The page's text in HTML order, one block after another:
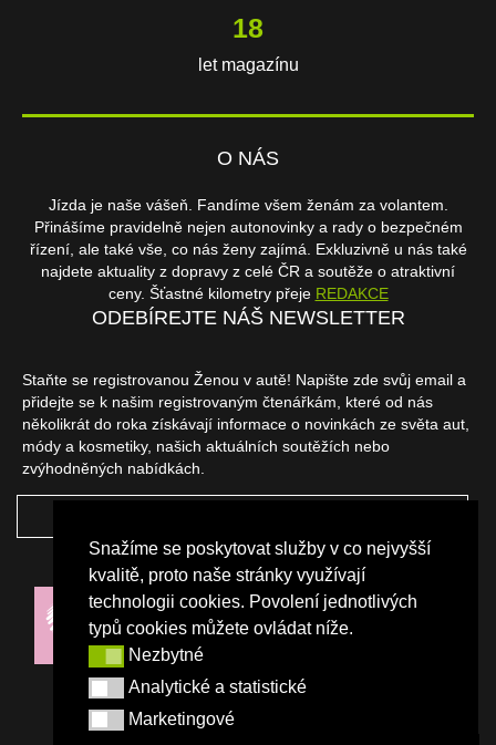
Snažíme se poskytovat služby v co nejvyšší
kvalitě, proto naše stránky využívají
technologii cookies. Povolení jednotlivých
typů cookies můžete ovládat níže.
NezbytnéNezbytné
Analytické a statistické
Analytické a statistické
Marketingové
Marketingové
18
let magazínu
O NÁS
Jízda je naše vášeň. Fandíme všem ženám za volantem.
Přinášíme pravidelně nejen autonovinky a rady o bezpečném
řízení, ale také vše, co nás ženy zajímá. Exkluzivně u nás také
najdete aktuality z dopravy z celé ČR a soutěže o atraktivní
ceny. Šťastné kilometry přeje REDAKCE
ODEBÍREJTE NÁŠ NEWSLETTER
Staňte se registrovanou Ženou v autě! Napište zde svůj email a
přidejte se k našim registrovaným čtenářkám, které od nás
několikrát do roka získávají informace o novinkách ze světa aut,
módy a kosmetiky, našich aktuálních soutěžích nebo
zvýhodněných nabídkách.
NAŠI PARTNEŘI